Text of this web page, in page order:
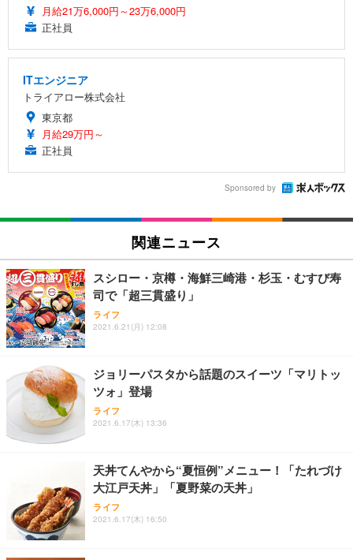
月給21万6,000円～23万6,000円
正社員
ITエンジニア
トライアロー株式会社
東京都
月給29万円～
正社員
Sponsored by
関連ニュース
スシロー・京樽・海鮮三崎港・杉玉・むすび寿
司で「超三貫盛り」
ライフ
2021.6.21(月) 12:08
ジョリーパスタから話題のスイーツ「マリトッ
ツォ」登場
ライフ
2021.6.17(木) 13:36
天丼てんやから“夏恒例”メニュー！「たれづけ
大江戸天丼」「夏野菜の天丼」
ライフ
2021.6.17(木) 16:50